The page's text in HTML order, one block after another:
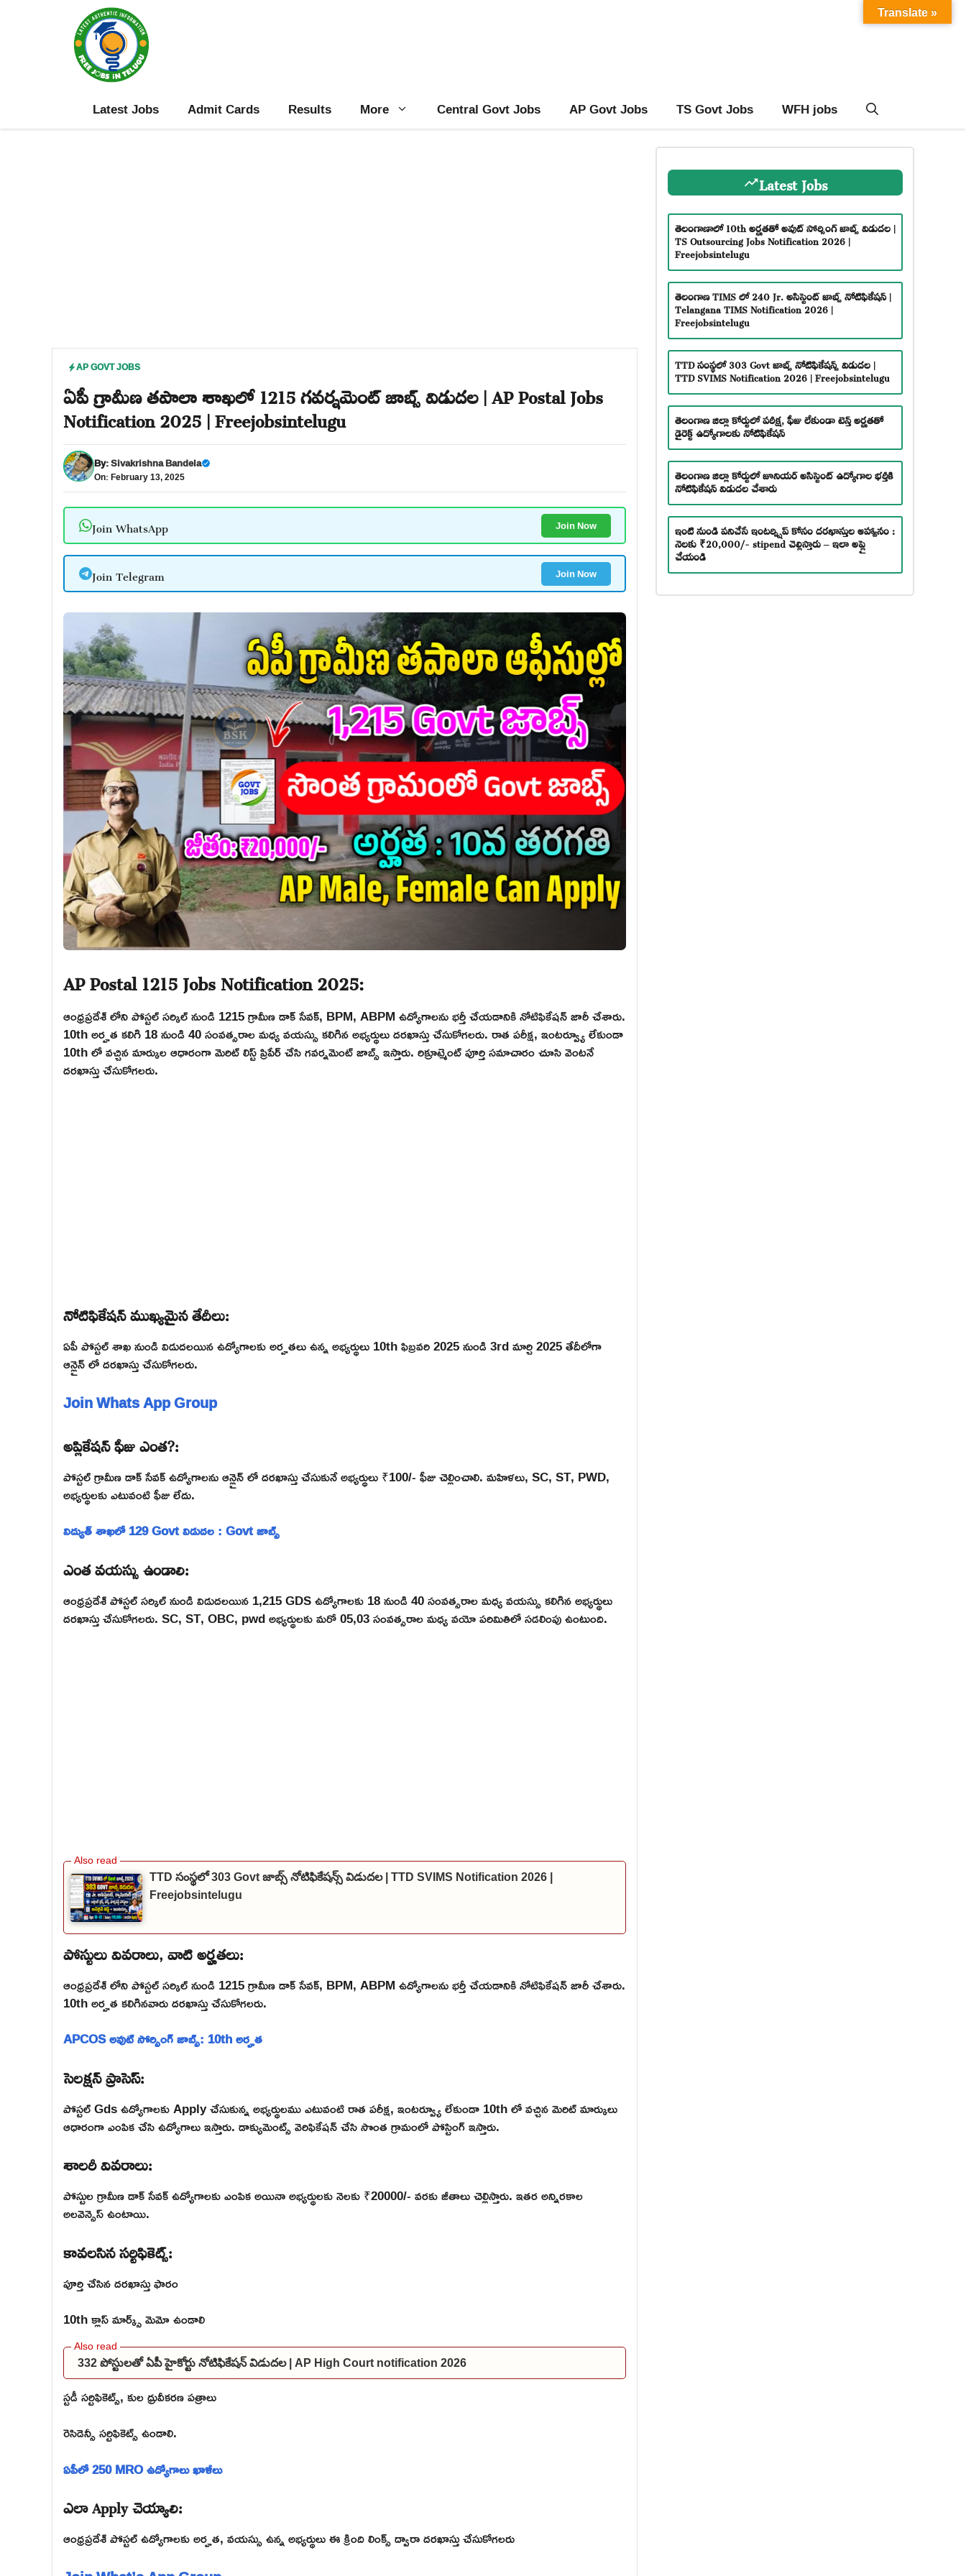
Latest Jobs Admit Cards Results More Central Govt Jobs AP Govt Jobs TS Govt Jobs WFH jobs
AP GOVT JOBS
ఏపీ గ్రామీణ తపాలా శాఖలో 1215 గవర్నమెంట్ జాబ్స్ విడుదల | AP Postal Jobs
Notification 2025 | Freejobsintelugu
By:Sivakrishna Bandela
On: February 13, 2025
Join WhatsApp Join Now
Join Telegram Join Now
AP Postal 1215 Jobs Notification 2025:
ఆంధ్రప్రదేశ్ లోని పోస్టల్ సర్కిల్ నుండి 1215 గ్రామీణ డాక్ సేవక్, BPM, ABPM ఉద్యోగాలను భర్తీ చేయడానికి నోటిఫికేషన్ జారీ చేశారు.
10th అర్హత కలిగి 18 నుండి 40 సంవత్సరాల మధ్య వయస్సు కలిగిన అభ్యర్థులు దరఖాస్తు చేసుకోగలరు. రాత పరీక్ష, ఇంటర్వ్యూ లేకుండా
10th లో వచ్చిన మార్కుల ఆధారంగా మెరిట్ లిస్ట్ ప్రిపేర్ చేసి గవర్నమెంట్ జాబ్స్ ఇస్తారు. రిక్రూట్మెంట్ పూర్తి సమాచారం చూసి వెంటనే
దరఖాస్తు చేసుకోగలరు.
నోటిఫికేషన్ ముఖ్యమైన తేదీలు:
ఏపీ పోస్టల్ శాఖ నుండి విడుదలయిన ఉద్యోగాలకు అర్హతలు ఉన్న అభ్యర్థులు 10th ఫిబ్రవరి 2025 నుండి 3rd మార్చి 2025 తేదీలోగా
ఆన్లైన్ లో దరఖాస్తు చేసుకోగలరు.
Join Whats App Group
అప్లికేషన్ ఫీజు ఎంత?:
పోస్టల్ గ్రామీణ డాక్ సేవక్ ఉద్యోగాలను ఆన్లైన్ లో దరఖాస్తు చేసుకునే అభ్యర్థులు ₹100/- ఫీజు చెల్లించాలి. మహిళలు, SC, ST, PWD,
అభ్యర్థులకు ఎటువంటి ఫీజు లేదు.
విద్యుత్ శాఖలో 129 Govt విడుదల : Govt జాబ్స్
ఎంత వయస్సు ఉండాలి:
ఆంధ్రప్రదేశ్ పోస్టల్ సర్కిల్ నుండి విడుదలయిన 1,215 GDS ఉద్యోగాలకు 18 నుండి 40 సంవత్సరాల మధ్య వయస్సు కలిగిన అభ్యర్థులు
దరఖాస్తు చేసుకోగలరు. SC, ST, OBC, pwd అభ్యర్థులకు మరో 05,03 సంవత్సరాల మధ్య వయో పరిమితిలో సడలింపు ఉంటుంది.
TTD సంస్థలో 303 Govt జాబ్స్ నోటిఫికేషన్స్ విడుదల | TTD SVIMS Notification 2026 |
Freejobsintelugu
పోస్టులు వివరాలు, వాటి అర్హతలు:
ఆంధ్రప్రదేశ్ లోని పోస్టల్ సర్కిల్ నుండి 1215 గ్రామీణ డాక్ సేవక్, BPM, ABPM ఉద్యోగాలను భర్తీ చేయడానికి నోటిఫికేషన్ జారీ చేశారు.
10th అర్హత కలిగినవారు దరఖాస్తు చేసుకోగలరు.
APCOS అవుట్ సోర్సింగ్ జాబ్స్: 10th అర్హత
సెలక్షన్ ప్రాసెస్:
పోస్టల్ Gds ఉద్యోగాలకు Apply చేసుకున్న అభ్యర్థులము ఎటువంటి రాత పరీక్ష, ఇంటర్వ్యూ లేకుండా 10th లో వచ్చిన మెరిట్ మార్కులు
ఆధారంగా ఎంపిక చేసి ఉద్యోగాలు ఇస్తారు. డాక్యుమెంట్స్ వెరిఫికేషన్ చేసి సొంత గ్రామంలో పోస్టింగ్ ఇస్తారు.
శాలరీ వివరాలు:
పోస్టుల గ్రామీణ డాక్ సేవక్ ఉద్యోగాలకు ఎంపిక అయినా అభ్యర్థులకు నెలకు ₹20000/- వరకు జీతాలు చెల్లిస్తారు. ఇతర అన్నిరకాల
అలవెన్సెస్ ఉంటాయి.
కావలసిన సర్టిఫికెట్స్:
పూర్తి చేసిన దరఖాస్తు ఫారం
10th క్లాస్ మార్క్స్ మెమో ఉండాలి
332 పోస్టులతో ఏపీ హైకోర్టు నోటిఫికేషన్ విడుదల | AP High Court notification 2026
స్టడీ సర్టిఫికెట్స్, కుల ధ్రువీకరణ పత్రాలు
రెసిడెన్సీ సర్టిఫికెట్స్ ఉండాలి.
ఏపీలో 250 MRO ఉద్యోగాలు ఖాళీలు
ఎలా Apply చెయ్యాలి:
ఆంధ్రప్రదేశ్ పోస్టల్ ఉద్యోగాలకు అర్హత, వయస్సు ఉన్న అభ్యర్థులు ఈ క్రింది లింక్స్ ద్వారా దరఖాస్తు చేసుకోగలరు
Latest Jobs
తెలంగాణాలో 10th అర్హతతో అవుట్ సోర్సింగ్ జాబ్స్ విడుదల |
TS Outsourcing Jobs Notification 2026 |
Freejobsintelugu
తెలంగాణ TIMS లో 240 Jr. అసిస్టెంట్ జాబ్స్ నోటిఫికేషన్ |
Telangana TIMS Notification 2026 |
Freejobsintelugu
TTD సంస్థలో 303 Govt జాబ్స్ నోటిఫికేషన్స్ విడుదల |
TTD SVIMS Notification 2026 | Freejobsintelugu
తెలంగాణ జిల్లా కోర్టులో పరీక్ష, ఫీజు లేకుండా టెన్త్ అర్హతతో
డైరెక్ట్ ఉద్యోగాలకు నోటిఫికేషన్
తెలంగాణ జిల్లా కోర్టులో జూనియర్ అసిస్టెంట్ ఉద్యోగాల భర్తీకి
నోటిఫికేషన్ విడుదల చేశారు
ఇంటి నుండి పనిచేసే ఇంటర్న్షిప్ కోసం దరఖాస్తుల ఆహ్వానం :
నెలకు ₹20,000/- stipend చెల్లిస్తారు – ఇలా అప్లై
చేయండి
Translate »